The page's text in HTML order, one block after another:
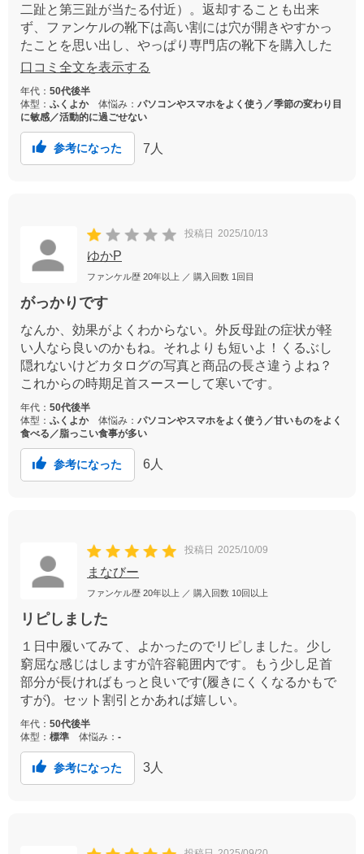
二趾と第三趾が当たる付近）。返却することも出来
ず、ファンケルの靴下は高い割には穴が開きやすかっ
たことを思い出し、やっぱり専門店の靴下を購入した
方がよかったなと後悔。履きにくい（なかなか自分の
き爪になりそうな痛みを感じるし… 私にはあわなか
ったです。
口コミ全文を表示する
年代： 50代後半
体型： ふくよか体悩み： パソコンやスマホをよく使う／季節の変わり目
に敏感／活動的に過ごせない
参考になった 7 人
投稿日 2025/10/13
ゆかP
ファンケル歴 20年以上 ／ 購入回数 1回目
がっかりです
なんか、効果がよくわからない。外反母趾の症状が軽
い人なら良いのかもね。それよりも短いよ！くるぶし
隠れないけどカタログの写真と商品の長さ違うよね？
これからの時期足首スースーして寒いです。
年代： 50代後半
体型： ふくよか体悩み： パソコンやスマホをよく使う／甘いものをよく
食べる／脂っこい食事が多い
参考になった 6人
投稿日 2025/10/09
まなびー
ファンケル歴 20年以上 ／ 購入回数 10回以上
リピしました
１日中履いてみて、よかったのでリピしました。少し
窮屈な感じはしますが許容範囲内です。もう少し足首
部分が長ければもっと良いです(履きにくくなるかもで
すが)。セット割引とかあれば嬉しい。
年代： 50代後半
体型： 標準 体悩み： -
参考になった 3 人